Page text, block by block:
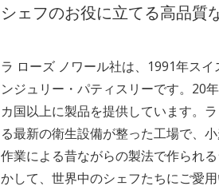
シェフのお役に立てる高品質
ラ ローズ ノワール社は、1991年ス
ンジュリー・パティスリーです。20
カ国以上に製品を提供しています。
る最新の衛生設備が整った工場で、
作業による昔ながらの製法で作られ
かして、世界中のシェフたちにご愛